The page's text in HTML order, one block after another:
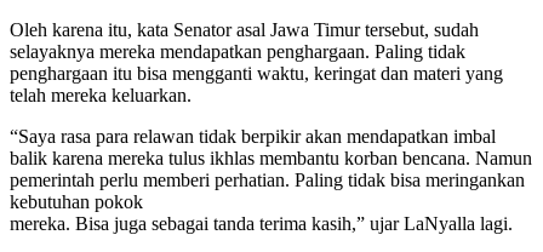
Oleh karena itu, kata Senator asal Jawa Timur tersebut, sudah
selayaknya mereka mendapatkan penghargaan. Paling tidak
penghargaan itu bisa mengganti waktu, keringat dan materi yang
telah mereka keluarkan.
“Saya rasa para relawan tidak berpikir akan mendapatkan imbal
balik karena mereka tulus ikhlas membantu korban bencana. Namun
pemerintah perlu memberi perhatian. Paling tidak bisa meringankan
kebutuhan pokok
mereka. Bisa juga sebagai tanda terima kasih,” ujar LaNyalla lagi.